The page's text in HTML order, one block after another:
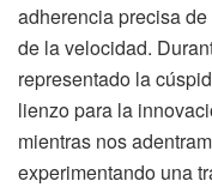
adherencia precisa
de la velocidad.
representado la
lienzo para la
mientras nos
experimentando una